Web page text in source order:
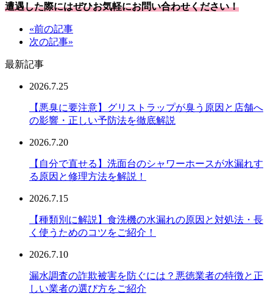
遭遇した際にはぜひお気軽にお問い合わせください！
«前の記事
次の記事»
最新記事
2026.7.25
【悪臭に要注意】グリストラップが臭う原因と店舗へ
の影響・正しい予防法を徹底解説
2026.7.20
【自分で直せる】洗面台のシャワーホースが水漏れす
る原因と修理方法を解説！
2026.7.15
【種類別に解説】食洗機の水漏れの原因と対処法・長
く使うためのコツをご紹介！
2026.7.10
漏水調査の詐欺被害を防ぐには？悪徳業者の特徴と正
しい業者の選び方をご紹介